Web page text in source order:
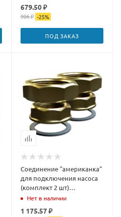
679.50 ₽
906 ₽ -25%
ПОД ЗАКАЗ
Соединение "американка"
для подключения насоса
(комплект 2 шт)
РАСПРОДАЖА
Нет в наличии
1 175.57 ₽